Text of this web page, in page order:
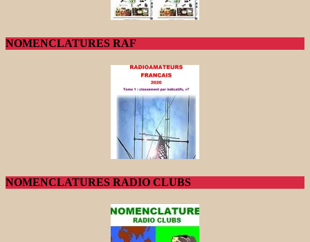
NOMENCLATURES RAF
NOMENCLATURES RADIO CLUBS